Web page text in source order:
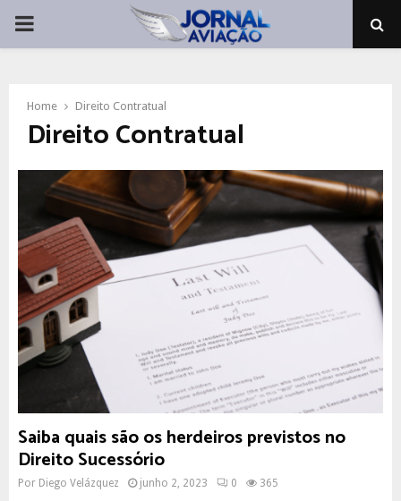
PRIMARY
Home Direito Contratual
Direito Contratual
Saiba quais são os herdeiros previstos no
Direito Sucessório
Por Diego Velázquez junho 2, 2023 0 365